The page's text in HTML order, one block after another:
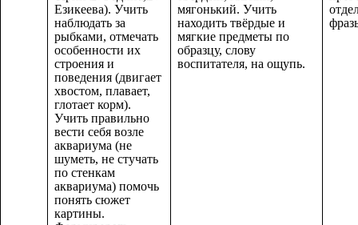
Езикеева). Учить
наблюдать за
рыбками, отмечать
особенности их
строения и
поведения (двигает
хвостом, плавает,
глотает корм).
Учить правильно
вести себя возле
аквариума (не
шуметь, не стучать
по стенкам
аквариума) помочь
понять сюжет
картины.
мягонький. Учить
находить твёрдые и
мягкие предметы по
образцу, слову
воспитателя, на ощупь.